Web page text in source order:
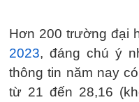
Hơn 200 trường đại
2023, đáng chú ý
thông tin năm nay
từ 21 đến 28,16